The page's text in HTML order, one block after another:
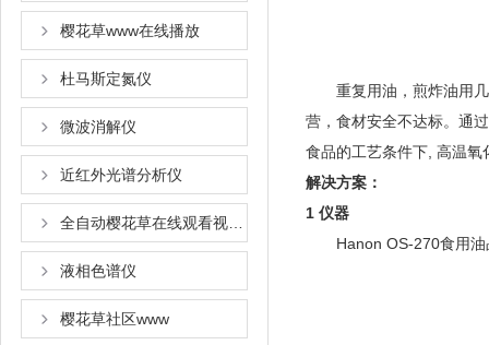
樱花草www在线播放
杜马斯定氮仪
微波消解仪
近红外光谱分析仪
液相色谱仪
樱花草社区www
重复用油，煎炸油用
营，食材安全不达标
食品的工艺条件下, 高温氧化
解决方案：
1 仪器
Hanon OS-270食用油